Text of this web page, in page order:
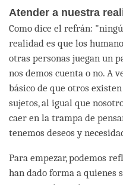
Atender a nuestra
Como dice el refrán:
realidad es que los
otras personas juegan un
nos demos cuenta o no. A
básico de que otros
sujetos, al igual que
caer en la trampa de
tenemos deseos y
Para empezar, podemos
han dado forma a quienes